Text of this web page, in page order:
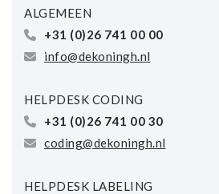
ALGEMEEN
+31 (0)26 741 00 00
info@dekoningh.nl
HELPDESK CODING
+31 (0)26 741 00 30
coding@dekoningh.nl
HELPDESK LABELING